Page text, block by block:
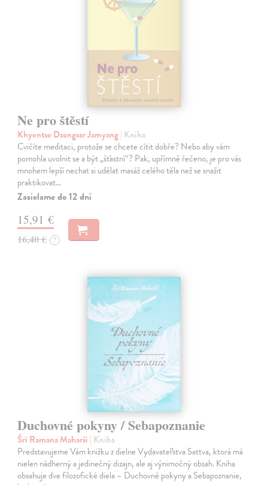
Ne pro štěstí
Khyentse Dzongsar Jamyang| Kniha
Cvičíte meditaci, protože se chcete cítit dobře? Nebo aby vám
pomohla uvolnit se a být „šťastní“? Pak, upřímně řečeno, je pro vás
mnohem lepší nechat si udělat masáž celého těla než se snažit
praktikovat…
Zasielame do 12 dní
15,91 €
16,40 € ?
Duchovné pokyny / Sebapoznanie
Šrí Ramana Maharši | Kniha
Predstavujeme Vám knižku z dielne Vydavateľstva Sattva, ktorá má
nielen nádherný a jedinečný dizajn, ale aj výnimočný obsah. Kniha
obsahuje dve filozofické diela – Duchovné pokyny a Sebapoznanie,